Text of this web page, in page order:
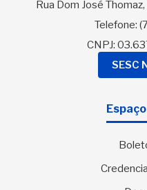
Rua Dom José
Telefone:
CNPJ:
SESC